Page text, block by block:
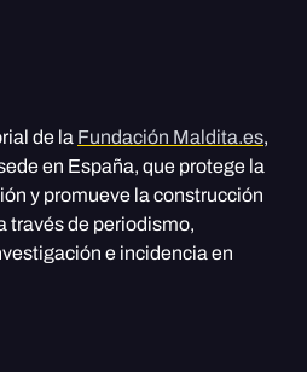
de la Fundación Maldita.es,
en España, que protege la
y promueve la construcción
través de periodismo,
e incidencia en